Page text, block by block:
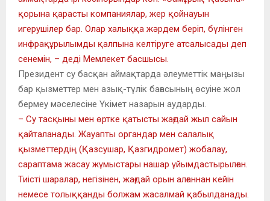
қорына қарасты компаниялар, жер қойнауын
игерушілер бар. Олар халыққа жәрдем беріп, бүлінген
инфрақұрылымды қалпына келтіруге атсалысады деп
сенемін, – деді Мемлекет басшысы.
Президент су басқан аймақтарда әлеуметтік маңызы
бар қызметтер мен азық-түлік бағасының өсуіне жол
бермеу мәселесіне Үкімет назарын аударды.
– Су тасқыны мен өртке қатысты жағдай жыл сайын
қайталанады. Жауапты органдар мен салалық
қызметтердің (Қазсушар, Қазгидромет) жобалау,
сараптама жасау жұмыстары нашар ұйымдастырылған.
Тиісті шаралар, негізінен, жағдай орын алғаннан кейін
немесе толыққанды болжам жасалмай қабылданады.